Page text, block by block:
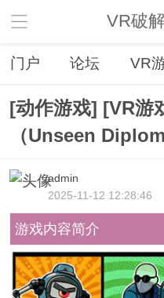
VR破
门户 论坛 VR
[动作游戏] [VR游
（Unseen
admin
2025-11-12 12:28:46
游戏内容简介